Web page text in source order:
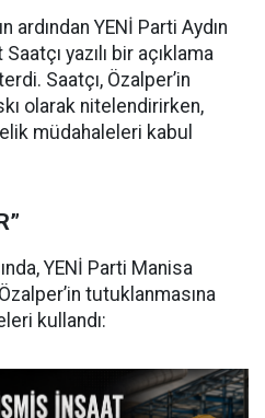
ardından YENİ Parti Aydın
yazılı bir açıklama
Saatçı, Özalper’in
olarak nitelendirirken,
müdahaleleri kabul
YENİ Parti Manisa
tutuklanmasına
kullandı: